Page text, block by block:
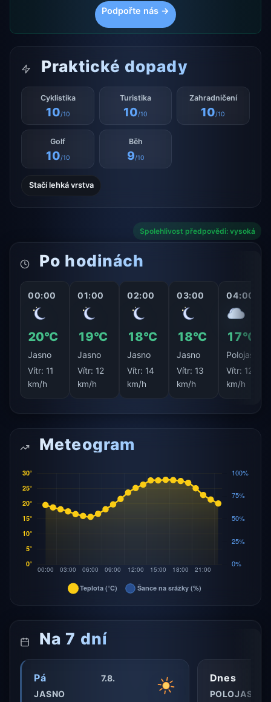
Podpořte nás →
Praktické dopady
Cyklistika
10/10
Turistika
10/10
Zahradničení
10/10
Golf
10/10
Běh
9/10
Stačí lehká vrstva
Spolehlivost předpovědi: vysoká
Po hodinách
00:00
20°C
Jasno
Vítr: 11
km/h
01:00
19°C
Jasno
Vítr: 12
km/h
02:00
18°C
Jasno
Vítr: 14
km/h
03:00
18°C
Jasno
Vítr: 13
km/h
04:00
17°C
Polojasno
Vítr: 12
km/h
Meteogram
Na 7 dní
Pá
7.8.
JASNO
Dnes
POLOJASNO